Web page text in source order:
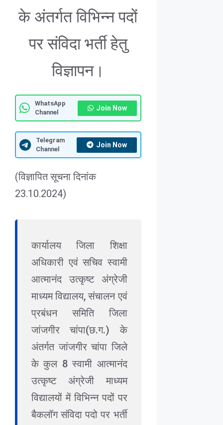
के अंतर्गत विभिन्न पदों
पर संविदा भर्ती हेतु
विज्ञापन।
WhatsApp
Channel
Join Now
Telegram
Channel
Join Now
(विज्ञापित सूचना दिनांक
23.10.2024)
कार्यालय जिला शिक्षा
अधिकारी एवं सचिव स्वामी
आत्मानंद उत्कृष्ट अंग्रेजी
माध्यम विद्यालय, संचालन एवं
प्रबंधन समिति जिला
जांजगीर चांपा(छ.ग.) के
अंतर्गत जांजगीर चांपा जिले
के कुल 8 स्वामी आत्मानंद
उत्कृष्ट अंग्रेजी माध्यम
विद्यालयों में विभिन्न पदों पर
बैकलॉग संविदा पदो पर भर्ती